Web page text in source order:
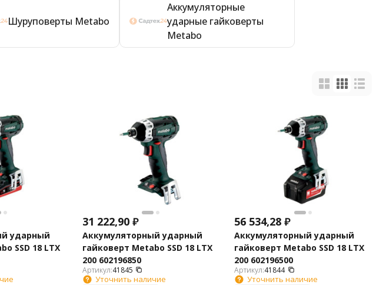
Шуруповерты Metabo
Аккумуляторные
ударные гайковерты
Metabo
ударный
SSD 18 LTX
31 222,90 ₽
Аккумуляторный ударный
гайковерт Metabo SSD 18 LTX
200 602196850
Артикул:41845
Уточнить наличие
56 534,28 ₽
Аккумуляторный ударный
гайковерт Metabo SSD 18 LTX
200 602196500
Артикул:41844
Уточнить наличие